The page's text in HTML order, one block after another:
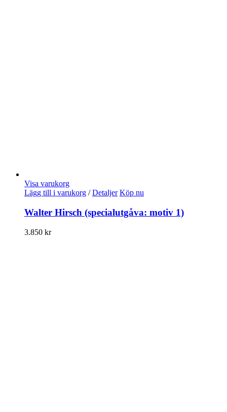
Visa varukorg
Lägg till i varukorg / Detaljer Köp nu
Walter Hirsch (specialutgåva: motiv 1)
3.850 kr